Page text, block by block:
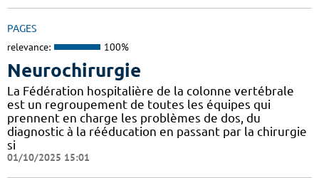
PAGES
relevance: 100%
Neurochirurgie
La Fédération hospitalière de la colonne vertébrale
est un regroupement de toutes les équipes qui
prennent en charge les problèmes de dos, du
diagnostic à la rééducation en passant par la chirurgie
si
01/10/2025 15:01